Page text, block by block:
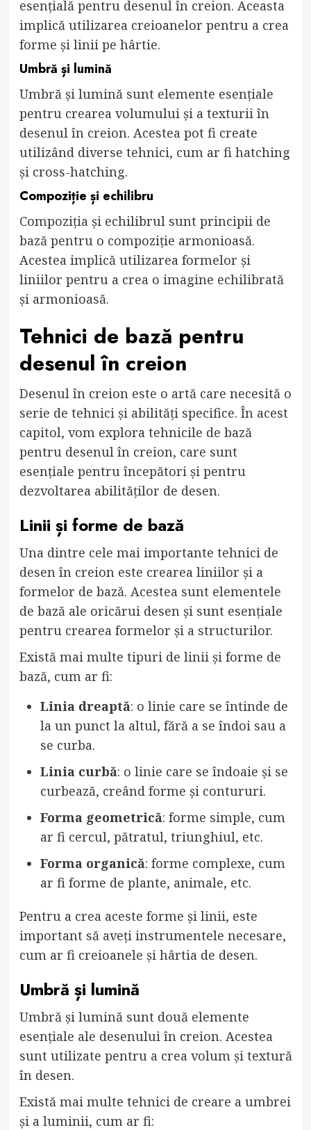
esențială pentru desenul în creion. Aceasta
implică utilizarea creioanelor pentru a crea
forme și linii pe hârtie.
Umbră și lumină
Umbră și lumină sunt elemente esențiale
pentru crearea volumului și a texturii în
desenul în creion. Acestea pot fi create
utilizând diverse tehnici, cum ar fi hatching
și cross-hatching.
Compoziție și echilibru
Compoziția și echilibrul sunt principii de
bază pentru o compoziție armonioasă.
Acestea implică utilizarea formelor și
liniilor pentru a crea o imagine echilibrată
și armonioasă.
Tehnici de bază pentru
desenul în creion
Desenul în creion este o artă care necesită o
serie de tehnici și abilități specifice. În acest
capitol, vom explora tehnicile de bază
pentru desenul în creion, care sunt
esențiale pentru începători și pentru
dezvoltarea abilităților de desen.
Linii și forme de bază
Una dintre cele mai importante tehnici de
desen în creion este crearea liniilor și a
formelor de bază. Acestea sunt elementele
de bază ale oricărui desen și sunt esențiale
pentru crearea formelor și a structurilor.
Există mai multe tipuri de linii și forme de
bază, cum ar fi:
Linia dreaptă: o linie care se întinde de
la un punct la altul, fără a se îndoi sau a
se curba.
Linia curbă: o linie care se îndoaie și se
curbează, creând forme și contururi.
Forma geometrică: forme simple, cum
ar fi cercul, pătratul, triunghiul, etc.
Forma organică: forme complexe, cum
ar fi forme de plante, animale, etc.
Pentru a crea aceste forme și linii, este
important să aveți instrumentele necesare,
cum ar fi creioanele și hârtia de desen.
Umbră și lumină
Umbră și lumină sunt două elemente
esențiale ale desenului în creion. Acestea
sunt utilizate pentru a crea volum și textură
în desen.
Există mai multe tehnici de creare a umbrei
și a luminii, cum ar fi: